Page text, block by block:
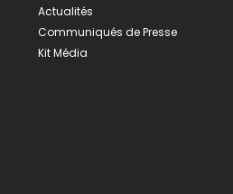
Actualités
Communiqués de Presse
Kit Média